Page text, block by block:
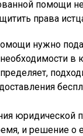
помощи
права
нужно
в
юридической
и решение о